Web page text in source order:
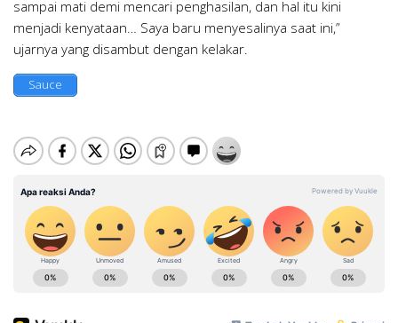
sampai mati demi mencari penghasilan, dan hal itu kini
menjadi kenyataan… Saya baru menyesalinya saat ini,”
ujarnya yang disambut dengan kelakar.
Sauce